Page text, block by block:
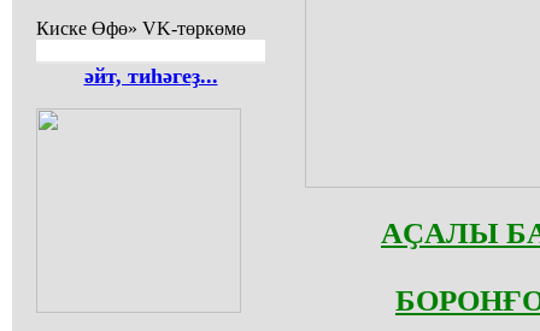
Киске Өфө» VK-төркөмө
әйт, тиһәгеҙ...
АҪАЛЫ